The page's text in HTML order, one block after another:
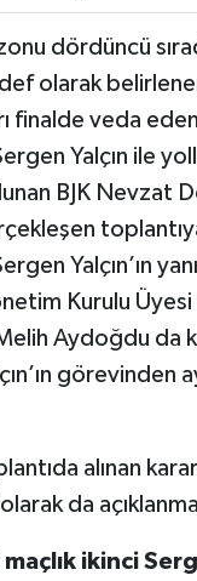
dördüncü
olarak
finalde veda
Yalçın ile
BJK Nevzat
Yalçın’ın
Kurulu
Aydoğdu da
görevinden
alınan
da
ikinci